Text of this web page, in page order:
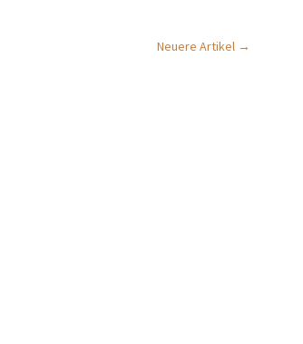
Neuere Artikel→